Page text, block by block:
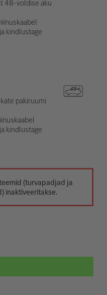
48-voldise aku
kindlustage
pakiruumi
kindlustage
(turvapadjad ja
inaktiveeritakse.